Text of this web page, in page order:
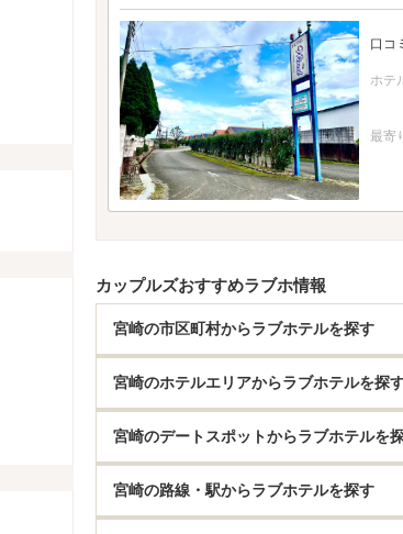
口コ
ホテ
最寄
カップルズおすすめラブホ情報
宮崎の市区町村からラブホテルを探す
宮崎のホテルエリアからラブホテルを探
宮崎のデートスポットからラブホテルを
宮崎の路線・駅からラブホテルを探す